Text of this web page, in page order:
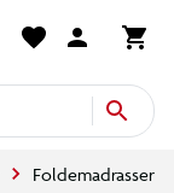
Foldemadrasser